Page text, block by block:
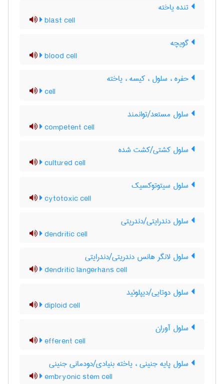
تنده یاخته
blast cell
گویچه
blood cell
حفره ، سلول ، کیسه ، یاخته
cell
سلول مستعد/توانمند
competent cell
سلول کشتی/کشت شده
cultured cell
سلول سیتوتوکسیک
cytotoxic cell
سلول دندرایتی/دندریتی
dendritic cell
سلول لانگر هانس دندریتی/دندرایتی
dendritic langerhans cell
سلول دوتایی/دیپلوئید
diploid cell
سلول آوران
efferent cell
سلول پایه جنینی ، یاخته بنیادی/دودمانی جنینی
embryonic stem cell